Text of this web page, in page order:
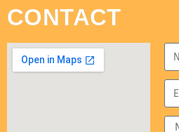
CONTACT